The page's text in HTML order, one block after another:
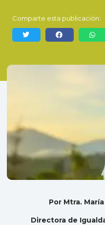
Comparte esta publicación:
Por Mtra.
Directora de